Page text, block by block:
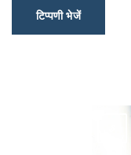
टिप्पणी भेजें